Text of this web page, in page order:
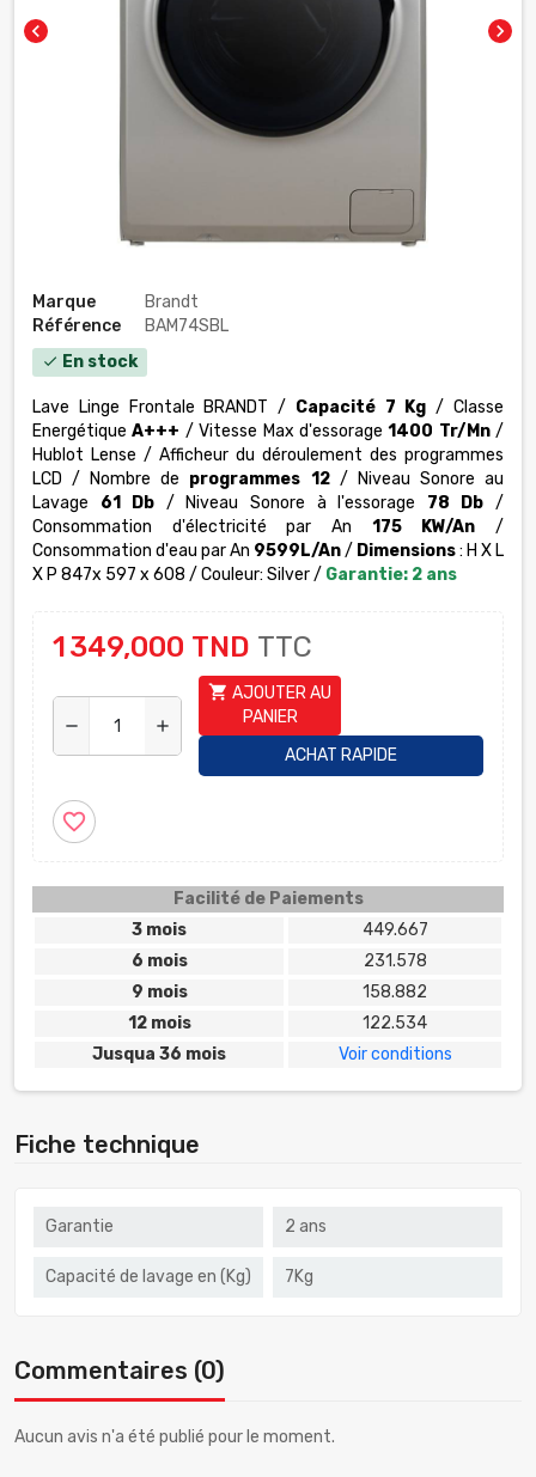
chevron_left chevron_right
Marque
Brandt
Référence
BAM74SBL
check En stock
Lave Linge Frontale BRANDT / Capacité 7 Kg / Classe
EnergétiqueA+++ / Vitesse Max d'essorage1400 Tr/Mn/
Hublot Lense / Afficheur du déroulement des programmes
LCD / Nombre de programmes 12/ Niveau Sonore au
Lavage 61 Db / Niveau Sonore à l'essorage 78 Db /
Consommation d'électricité par An 175 KW/An /
Consommation d'eau par An 9599L/An/ Dimensions: H X L
X P 847x 597 x 608 / Couleur: Silver / Garantie: 2 ans
1 349,000 TND TTC
remove add
shopping_cart AJOUTER AU
PANIER
ACHAT RAPIDE
favorite_border
Facilité de Paiements
3 mois
449.667
6 mois
231.578
9 mois
158.882
12 mois
122.534
Jusqua 36 mois
Voir conditions
Fiche technique
Garantie 2 ans
Capacité de lavage en (Kg) 7Kg
Commentaires (0)
Aucun avis n'a été publié pour le moment.